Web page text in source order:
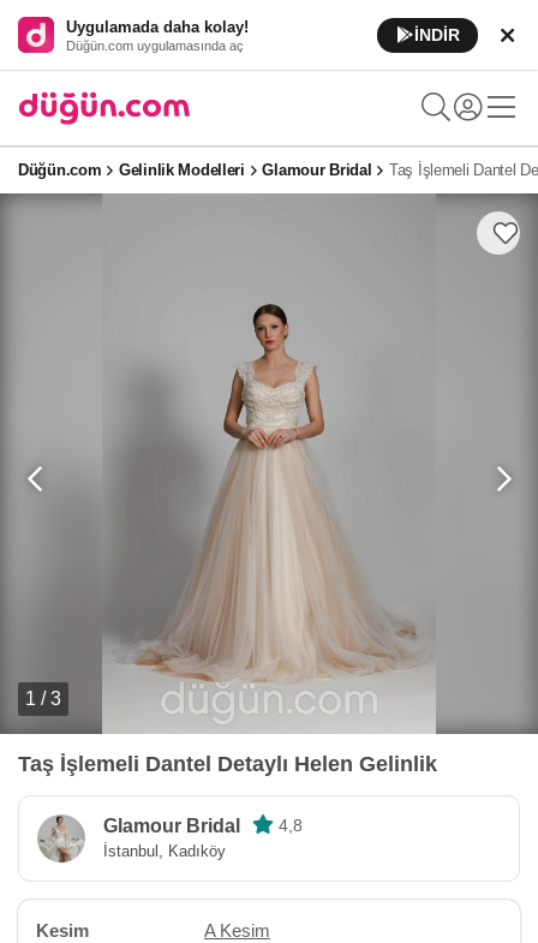
Uygulamada daha kolay!
Düğün.com uygulamasında aç
İNDİR
Düğün.com Gelinlik Modelleri Glamour Bridal Taş İşlemeli Dantel
1 / 3
Taş İşlemeli Dantel Detaylı Helen Gelinlik
Glamour Bridal 4,8
İstanbul, Kadıköy
Kesim A Kesim